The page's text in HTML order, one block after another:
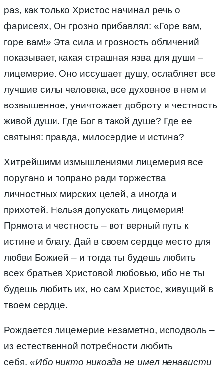
раз, как только Христос начинал речь о
фарисеях, Он грозно прибавлял: «Горе вам,
горе вам!» Эта сила и грозность обличений
показывает, какая страшная язва для души –
лицемерие. Оно иссушает душу, ослабляет все
лучшие силы человека, все духовное в нем и
возвышенное, уничтожает доброту и честность
живой души. Где Бог в такой душе? Где ее
святыня: правда, милосердие и истина?
Хитрейшими измышлениями лицемерия все
поругано и попрано ради торжества
личностных мирских целей, а иногда и
прихотей. Нельзя допускать лицемерия!
Прямота и честность – вот верный путь к
истине и благу. Дай в своем сердце место для
любви Божией – и тогда ты будешь любить
всех братьев Христовой любовью, ибо не ты
будешь любить их, но сам Христос, живущий в
твоем сердце.
Рождается лицемерие незаметно, исподволь –
из естественной потребности любить
себя. «Ибо никто никогда не имел ненависти